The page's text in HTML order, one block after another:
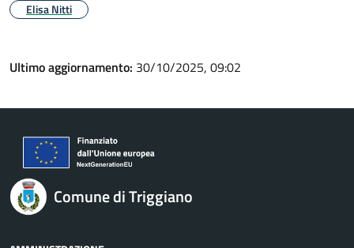
Elisa Nitti
Ultimo aggiornamento: 30/10/2025, 09:02
Comune di Triggiano